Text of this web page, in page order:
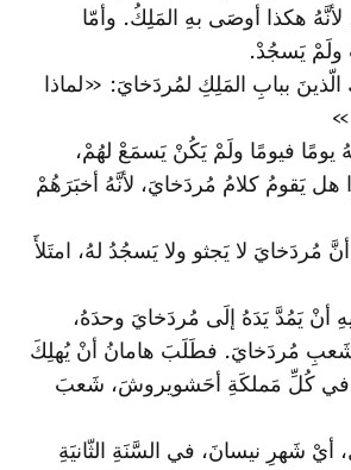
هكذا أوصَى بهِ المَلِكُ. وأمّا
يَسجُدْ.
الّذينَ ببابِ المَلِكِ لمُردَخايَ: «لماذا
يومًا فيومًا ولَمْ يَكُنْ يَسمَعْ لهُمْ،
هل يَقومُ كلامُ مُردَخايَ، لأنَّهُ أخبَرَهُمْ
مُردَخايَ لا يَجثو ولا يَسجُدُ لهُ، امتَلأَ
أنْ يَمُدَّ يَدَهُ إلَى مُردَخايَ وحدَهُ،
شَعبِ مُردَخايَ. فطَلَبَ هامانُ أنْ يُهلِكَ
في كُلِّ مَملكَةِ أحَشويروشَ، شَعبَ
أيْ شَهرِ نيسانَ، في السَّنَةِ الثّانيَةِ